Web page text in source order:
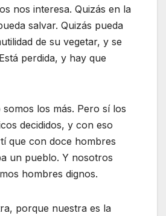
nos interesa. Quizás en la
salvar. Quizás pueda
de su vegetar, y se
perdida, y hay que
los más. Pero sí los
decididos, y con eso
que con doce hombres
un pueblo. Y nosotros
hombres dignos.
porque nuestra es la